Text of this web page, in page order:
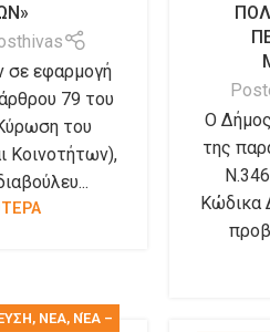
σε εφαρμογή
79 του
του
Κοινοτήτων),
Ο
της
Κώδικα
, ΝΕΑ, ΝΈΑ –